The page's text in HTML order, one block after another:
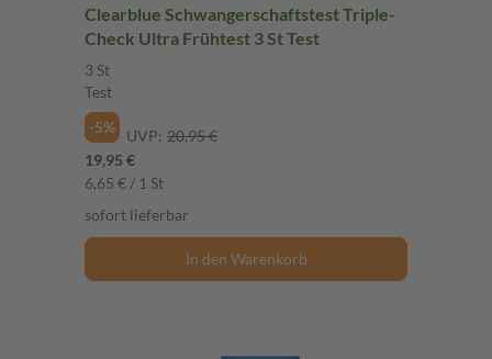
Clearblue Schwangerschaftstest Triple-
Check Ultra Frühtest 3 St Test
3 St
Test
-5%
UVP: 20,95 €
19,95 €
6,65 € / 1 St
sofort lieferbar
In den Warenkorb